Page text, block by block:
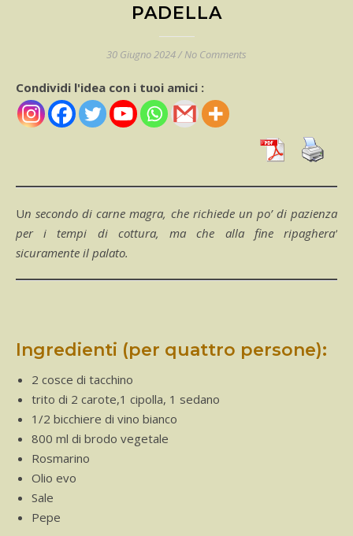
PADELLA
30 Giugno 2024/ No Comments
Condividi l'idea con i tuoi amici :
Un secondo di carne magra, che richiede un po’ di pazienza
per i tempi di cottura, ma che alla fine ripaghera’
sicuramente il palato.
Ingredienti (per quattro persone):
2 cosce di tacchino
trito di 2 carote,1 cipolla, 1 sedano
1/2 bicchiere di vino bianco
800 ml di brodo vegetale
Rosmarino
Olio evo
Sale
Pepe